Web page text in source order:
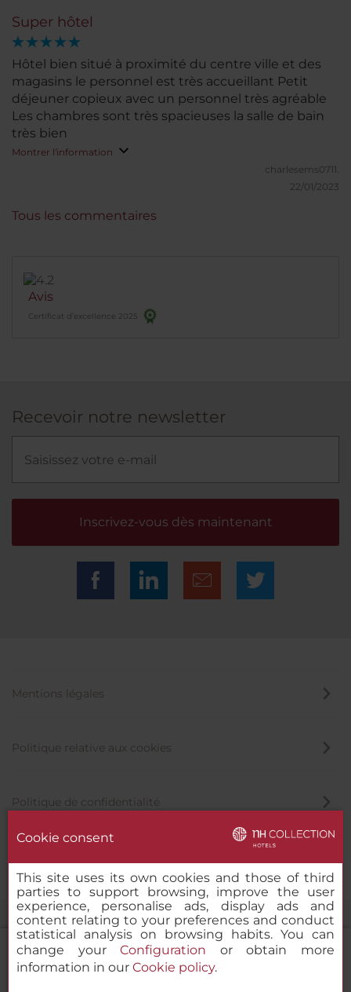
Super hôtel
Hôtel bien situé à proximité du centre ville et des
magasins le personnel est très accueillant Petit
déjeuner copieux avec un personnel très agréable
Les chambres sont très spacieuses la salle de bain
très bien
Montrer l'information
charlesems0711.
22/01/2023
Avis
Certificat d’excellence 2025
Tous les commentaires
Recevoir notre newsletter
Inscrivez-vous dès maintenant
Mentions légales
Politique relative aux cookies
Politique de confidentialité
Cookie consent
This site uses its own cookies and those of third
parties to support browsing, improve the user
experience, personalise ads, display ads and
content relating to your preferences and conduct
statistical analysis on browsing habits. You can
change yourConfiguration or obtain more
information in our Cookie policy.